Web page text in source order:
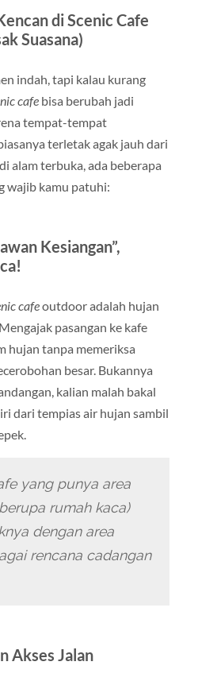
di Scenic Cafe
Suasana)
indah, tapi kalau kurang
cafebisa berubah jadi
tempat-tempat
terletak agak jauh dari
alam terbuka, ada beberapa
wajib kamu patuhi:
Kesiangan”,
cafeoutdoor adalah hujan
pasangan ke kafe
hujan tanpa memeriksa
besar. Bukannya
kalian malah bakal
dari tempias air hujan sambil
yang punya area
rumah kaca)
dengan area
rencana cadangan
Akses Jalan